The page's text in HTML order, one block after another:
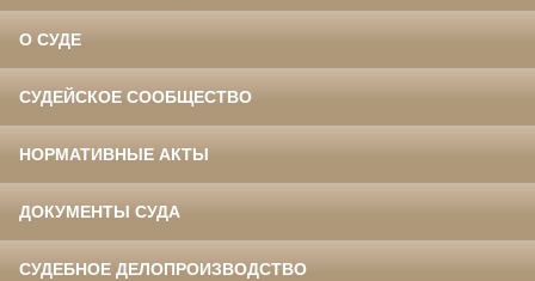
О СУДЕ
СУДЕЙСКОЕ СООБЩЕСТВО
НОРМАТИВНЫЕ АКТЫ
ДОКУМЕНТЫ СУДА
СУДЕБНОЕ ДЕЛОПРОИЗВОДСТВО